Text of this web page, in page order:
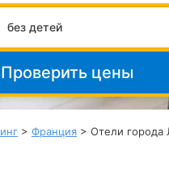
без детей
Проверить цены
> Франция > Отели города